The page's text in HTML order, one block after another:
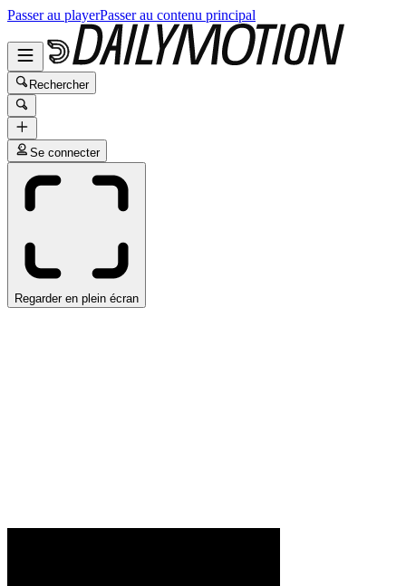
Passer au playerPasser au contenu principal
Rechercher
Se connecter
Regarder en plein écran